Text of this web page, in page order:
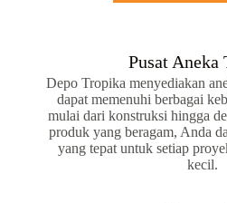
Pusat Aneka
Depo Tropika menyediakan
dapat memenuhi berbagai
mulai dari konstruksi hingga
produk yang beragam, Anda
yang tepat untuk setiap
kecil.